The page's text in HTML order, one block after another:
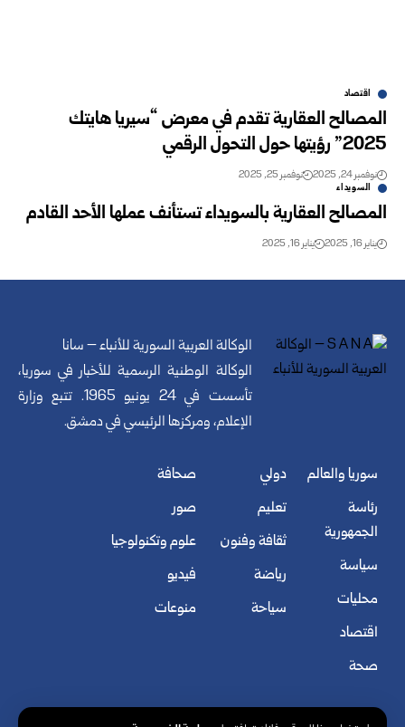
اقتصاد
المصالح العقارية تقدم في معرض “سيريا هايتك
2025” رؤيتها حول التحول الرقمي
نوفمبر 24, 2025 نوفمبر 25, 2025
السويداء
المصالح العقارية بالسويداء تستأنف عملها الأحد القادم
يناير 16, 2025 يناير 16, 2025
الوكالة العربية السورية للأنباء – سانا
الوكالة الوطنية الرسمية للأخبار في سوريا،
تأسست في 24 يونيو 1965. تتبع وزارة
الإعلام، ومركزها الرئيسي في دمشق.
سوريا والعالم
رئاسة
الجمهورية
سياسة
محليات
اقتصاد
صحة
دولي
تعليم
ثقافة وفنون
رياضة
سياحة
صحافة
صور
علوم وتكنولوجيا
فيديو
منوعات